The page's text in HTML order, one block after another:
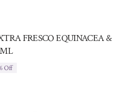
FRESCO EQUINACEA &
Off